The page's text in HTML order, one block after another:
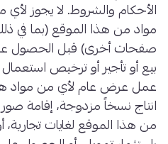
الأحكام والشروط. لا يجوز
مواد من هذا الموقع (بما في
صفحات أخرى) قبل الحصول
بيع أو تأجير أو ترخيص
عمل عرض عام لأي من مواد
انتاج نسخاً مزدوجة، إقامة
من هذا الموقع لغايات تجارية،